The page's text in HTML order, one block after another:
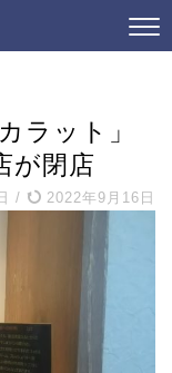
ラット」
が閉店
/ 2022年9月16日